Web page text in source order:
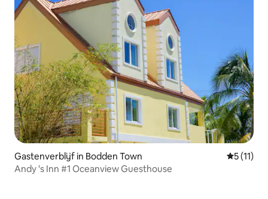
Gastenverblijf in Bodden Town
5 (11)
Andy 's Inn #1 Oceanview Guesthouse